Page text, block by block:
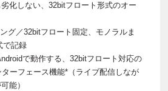
化しない、32bitフロート形式のオー
グ／32bitフロート固定、モノラルま
で記録
で動作する、32bitフロート対応の
ーフェース機能*（ライブ配信しなが
能）